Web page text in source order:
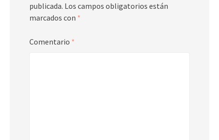
publicada. Los campos obligatorios están
marcados con *
Comentario *